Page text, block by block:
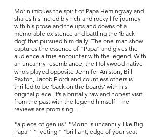
Morin imbues the spirit of Papa Hemingway and
shares his incredibly rich and rocky life journey
with his prose and the ups and downs of a
memorable existence and battling the ‘black
dog’ that pursued him daily. The one-man show
captures the essence of “Papa” and gives the
audience a true encounter with the legend. With
an uncanny resemblance, the Hollywood native
who’s played opposite Jennifer Aniston, Bill
Paxton, Jacob Elordi and countless others is
thrilled to be ‘back on the boards’ with his
original piece. It’s a brutally raw and honest visit
from the past with the legend himself. The
reviews are promising…
"a piece of genius" "Morin is uncannily like Big
Papa." "riveting.” "brilliant, edge of your seat